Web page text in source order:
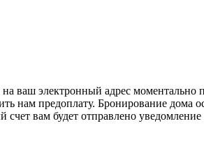
ваш электронный адрес
нам предоплату. Бронирование дома
вам будет отправлено